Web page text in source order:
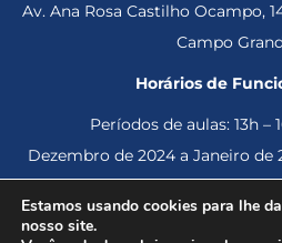
Av. Ana Rosa Castilho Ocampo,
Campo
Horários de
Períodos de aulas: 13h –
Dezembro de 2024 a Janeiro de
Estamos usando cookies para lhe
nosso site.